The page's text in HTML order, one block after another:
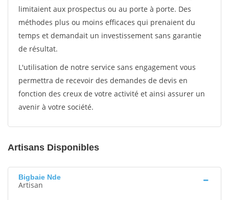
limitaient aux prospectus ou au porte à porte. Des
méthodes plus ou moins efficaces qui prenaient du
temps et demandait un investissement sans garantie
de résultat.
L'utilisation de notre service sans engagement vous
permettra de recevoir des demandes de devis en
fonction des creux de votre activité et ainsi assurer un
avenir à votre société.
Artisans Disponibles
Bigbaie Nde
Artisan